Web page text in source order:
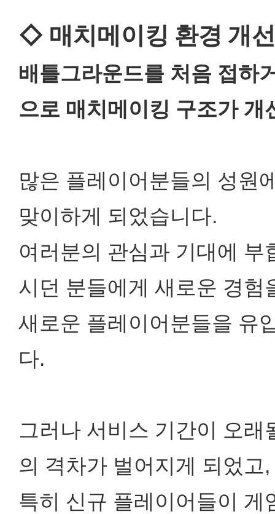
◇ 매치메이킹 환경 개선
배틀그라운드를 처음 접하
으로 매치메이킹 구조가 개
많은 플레이어분들의 성원
맞이하게 되었습니다.
여러분의 관심과 기대에
시던 분들에게 새로운 경험
새로운 플레이어분들을 유
다.
그러나 서비스 기간이 오
의 격차가 벌어지게 되었고,
특히 신규 플레이어들이